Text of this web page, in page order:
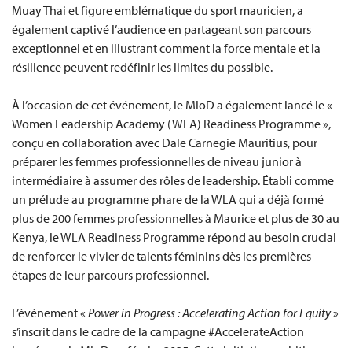
Muay Thai et figure emblématique du sport mauricien, a
également captivé l’audience en partageant son parcours
exceptionnel et en illustrant comment la force mentale et la
résilience peuvent redéfinir les limites du possible.
À l’occasion de cet événement, le MIoD a également lancé le «
Women Leadership Academy (WLA) Readiness Programme »,
conçu en collaboration avec Dale Carnegie Mauritius, pour
préparer les femmes professionnelles de niveau junior à
intermédiaire à assumer des rôles de leadership. Établi comme
un prélude au programme phare de la WLA qui a déjà formé
plus de 200 femmes professionnelles à Maurice et plus de 30 au
Kenya, le WLA Readiness Programme répond au besoin crucial
de renforcer le vivier de talents féminins dès les premières
étapes de leur parcours professionnel.
L’événement « Power in Progress : Accelerating Action for Equity»
s’inscrit dans le cadre de la campagne #AccelerateAction